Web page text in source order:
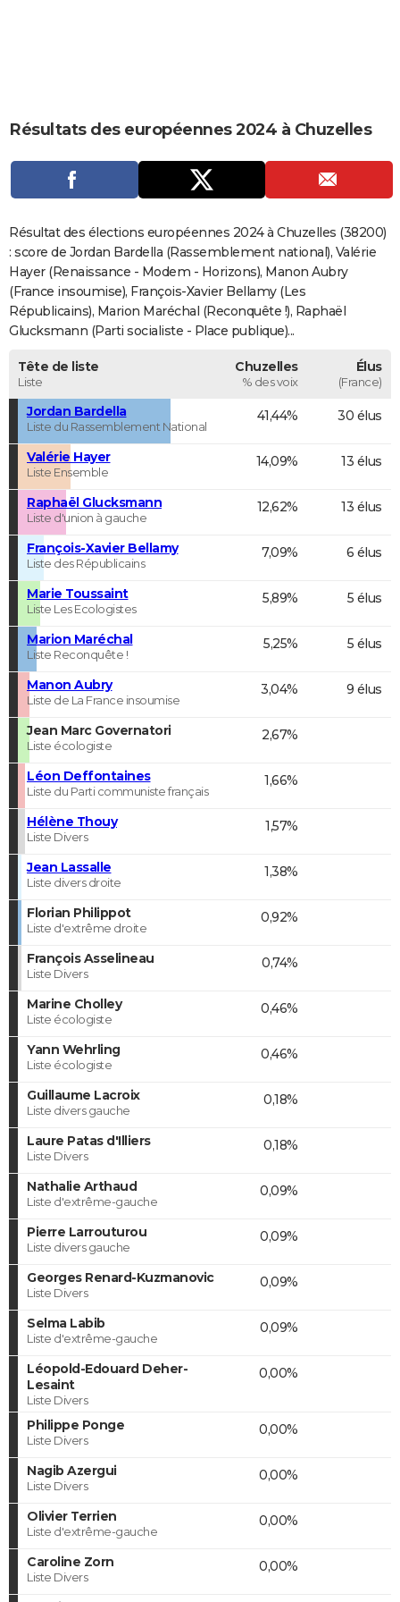
CARTE DE VOEUX
Carte de Noël
Carte Bonne année
Carte Saint-Valentin
Carte Pâques
Carte d'anniversaire
DICTIONNAIRE
Dictionnaire
Biographies
Citations
Expressions
Proverbes
PROGRAMME TV
COPAINS D'AVANT
S'inscrire
Se connecter
Lycées
Collèges
Primaires
Universités
Entreprises
Service militaire
Avis de recherche
AVIS DE DÉCÈS
FORUM
Résultats des européennes 2024 à Chuzelles
Résultat des élections européennes 2024 à Chuzelles (38200)
: score de Jordan Bardella (Rassemblement national), Valérie
Hayer (Renaissance - Modem - Horizons), Manon Aubry
(France insoumise), François-Xavier Bellamy (Les
Républicains), Marion Maréchal (Reconquête !), Raphaël
Glucksmann (Parti socialiste - Place publique)...
Tête de liste
Liste
Chuzelles
% des voix
Élus
(France)
Jordan Bardella
Liste du Rassemblement National
41,44% 30 élus
Valérie Hayer
Liste Ensemble
14,09% 13 élus
Raphaël Glucksmann
Liste d'union à gauche
12,62% 13 élus
François-Xavier Bellamy
Liste des Républicains
7,09% 6 élus
Marie Toussaint
Liste Les Ecologistes
5,89% 5 élus
Marion Maréchal
Liste Reconquête !
5,25% 5 élus
Manon Aubry
Liste de La France insoumise
3,04% 9 élus
Jean Marc Governatori
Liste écologiste
2,67%
Léon Deffontaines
Liste du Parti communiste français
1,66%
Hélène Thouy
Liste Divers
1,57%
Jean Lassalle
Liste divers droite
1,38%
Florian Philippot
Liste d'extrême droite
0,92%
François Asselineau
Liste Divers
0,74%
Marine Cholley
Liste écologiste
0,46%
Yann Wehrling
Liste écologiste
0,46%
Guillaume Lacroix
Liste divers gauche
0,18%
Laure Patas d'Illiers
Liste Divers
0,18%
Nathalie Arthaud
Liste d'extrême-gauche
0,09%
Pierre Larrouturou
Liste divers gauche
0,09%
Georges Renard-Kuzmanovic
Liste Divers
0,09%
Selma Labib
Liste d'extrême-gauche
0,09%
Léopold-Edouard Deher-
Lesaint
Liste Divers
0,00%
Philippe Ponge
Liste Divers
0,00%
Nagib Azergui
Liste Divers
0,00%
Olivier Terrien
Liste d'extrême-gauche
0,00%
Caroline Zorn
Liste Divers
0,00%